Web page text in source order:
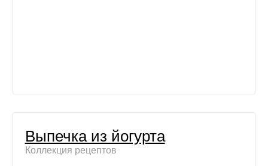
Выпечка из йогурта
Коллекция рецептов